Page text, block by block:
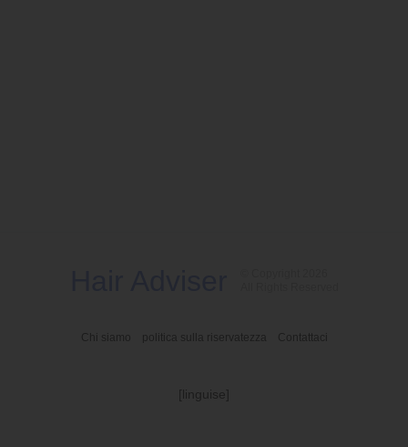
Chi siamo politica sulla riservatezza Contattaci
[linguise]